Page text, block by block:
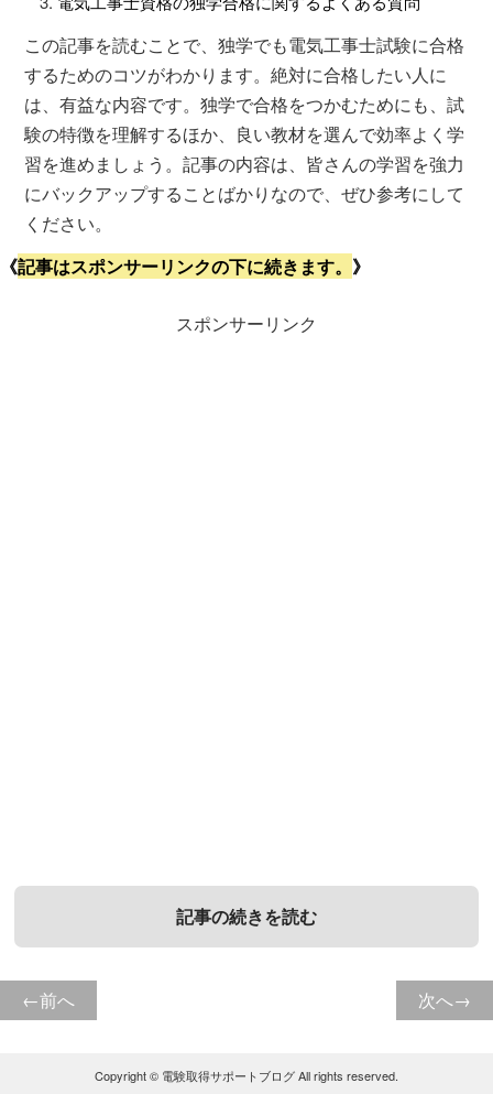
この記事を読むことで、独学でも電気工事士試験に合格
するためのコツがわかります。絶対に合格したい人に
は、有益な内容です。独学で合格をつかむためにも、試
験の特徴を理解するほか、良い教材を選んで効率よく学
習を進めましょう。記事の内容は、皆さんの学習を強力
にバックアップすることばかりなので、ぜひ参考にして
ください。
《記事はスポンサーリンクの下に続きます。 》
スポンサーリンク
記事の続きを読む
1．電気工事士資格は独学で取得でき
3．電気工事士資格の独学合格に関す
前へ 次へ
Copyright © 電験取得サポートブログAll rights reserved.